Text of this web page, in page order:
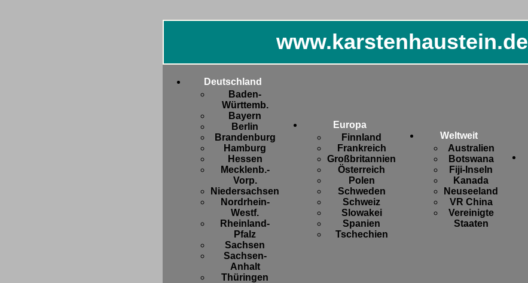
www.karstenhaustein.de
Deutschland
Baden-
Württemb.
Bayern
Berlin
Brandenburg
Hamburg
Hessen
Mecklenb.-
Vorp.
Niedersachsen
Nordrhein-
Westf.
Rheinland-
Pfalz
Sachsen
Sachsen-
Anhalt
Thüringen
Europa
Finnland
Frankreich
Großbritannien
Österreich
Polen
Schweden
Schweiz
Slowakei
Spanien
Tschechien
Weltweit
Australien
Botswana
Fiji-Inseln
Kanada
Neuseeland
VR China
Vereinigte
Staaten